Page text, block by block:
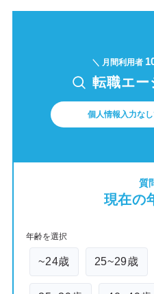
＼ 月間利用者
転職エー
個人情報入力な
質
現在の
年齢を選択
~24歳 25~29歳